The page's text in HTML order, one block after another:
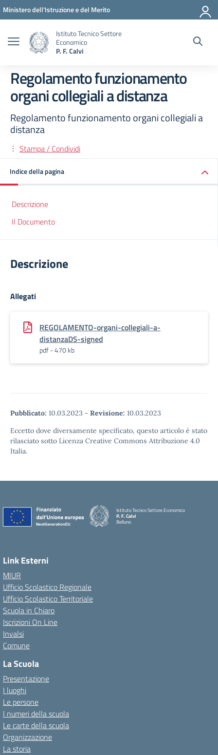
Vai ai contenuti
Vai al menu di navigazione
Vai al footer
Ministero dell'Istruzione e del Merito
Istituto Tecnico Settore
Economico
P. F. Calvi
Regolamento funzionamento
organi collegiali a distanza
Regolamento funzionamento organi collegiali a
distanza
Stampa / Condividi
Indice della pagina
Descrizione
Il Documento
Descrizione
Allegati
REGOLAMENTO-organi-collegiali-a-
distanzaDS-signed
pdf - 470 kb
Pubblicato: 10.03.2023 - Revisione: 10.03.2023
Eccetto dove diversamente specificato, questo articolo è stato
rilasciato sotto Licenza Creative Commons Attribuzione 4.0
Italia.
Istituto Tecnico Settore Economico
P. F. Calvi
Belluno
Link Esterni
MIUR
Ufficio Scolastico Regionale
Ufficio Scolastico Territoriale
Scuola in Chiaro
Iscrizioni On Line
Invalsi
Comune
La Scuola
Presentazione
I luoghi
Le persone
I numeri della scuola
Le carte della scuola
Organizzazione
La storia